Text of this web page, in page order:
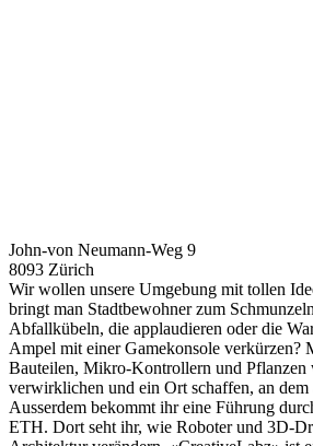
John-von Neumann-Weg 9
8093 Zürich
Wir wollen unsere Umgebung mit tollen
bringt man Stadtbewohner zum
Abfallkübeln, die applaudieren oder die
Ampel mit einer Gamekonsole verkürzen?
Bauteilen, Mikro-Kontrollern und Pflanzen
verwirklichen und ein Ort schaffen, an dem
Ausserdem bekommt ihr eine Führung
ETH. Dort seht ihr, wie Roboter und 3D-